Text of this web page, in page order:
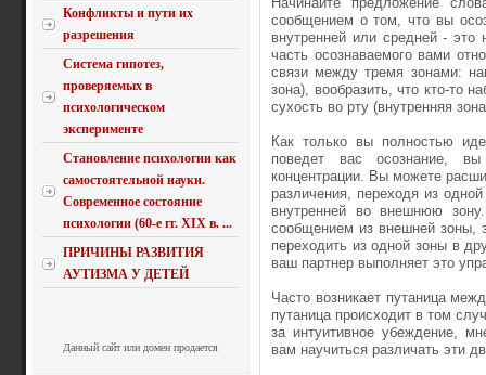
Конфликты и пути их
разрешения
Система гипотез,
проверяемых в
психологическом
эксперименте
Становление психологии как
самостоятельной науки.
Современное состояние
психологии (60-е гг. XIX в. ...
ПРИЧИНЫ РАЗВИТИЯ
АУТИЗМА У ДЕТЕЙ
Данный сайт или домен продается
сообщением о том, что вы
внутренней или средней -
часть осознаваемого вами
связи между тремя зонами:
зона), вообразить, что кто-то
сухость во рту (внутренняя
Как только вы полностью
поведет вас осознание,
концентрации. Вы можете
различения, переходя из
внутренней во внешнюю
сообщением из внешней зоны,
переходить из одной зоны в
ваш партнер выполняет это
Часто возникает путаница
путаница происходит в том
за интуитивное убеждение,
вам научиться различать эти